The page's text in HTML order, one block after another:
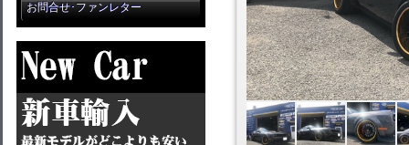
お問合せ･ファンレター